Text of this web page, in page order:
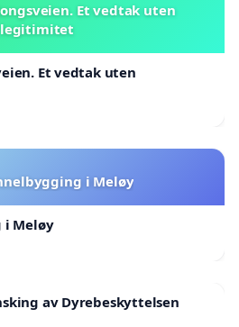
Et vedtak uten
legitimitet
Et vedtak uten
i Meløy
i Meløy
av Dyrebeskyttelsen